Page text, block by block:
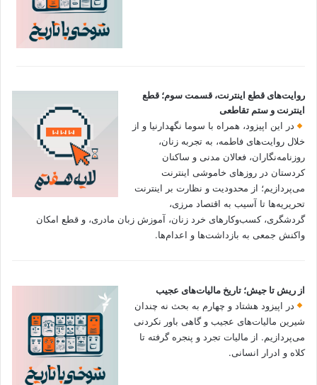
روایت‌های قطع اینترنت، قسمت سوم؛ قطع
اینترنت و ستم تقاطعی
در این اپیزود، همراه با سوما نگهدارنیا و از
خلال روایت‌های فاطمه، به تجربه زنان،
روزنامه‌نگاران، فعالان مدنی و ساکنان
کردستان در روزهای خاموشی اینترنت
می‌پردازیم؛ از محدودیت و نظارت بر اینترنت
تحریریه‌ها تا آسیب به اقتصاد مرزی،
گردشگری، کسب‌وکارهای خرد زنان، آموزش زبان مادری، و قطع امکان
واکنش جمعی به بازداشت‌ها و اعدام‌ها.
از ریش تا جیش؛ تاریخ مالیات‌های عجیب
در اپیزود هشتاد و چهارم به بحث نه چندان
شیرین مالیات‌های عجیب و گاهی باور نکردنی‌
می‌پردازیم. از مالیات تجرد و پنجره گرفته تا
کلاه و ادرار انسانی.